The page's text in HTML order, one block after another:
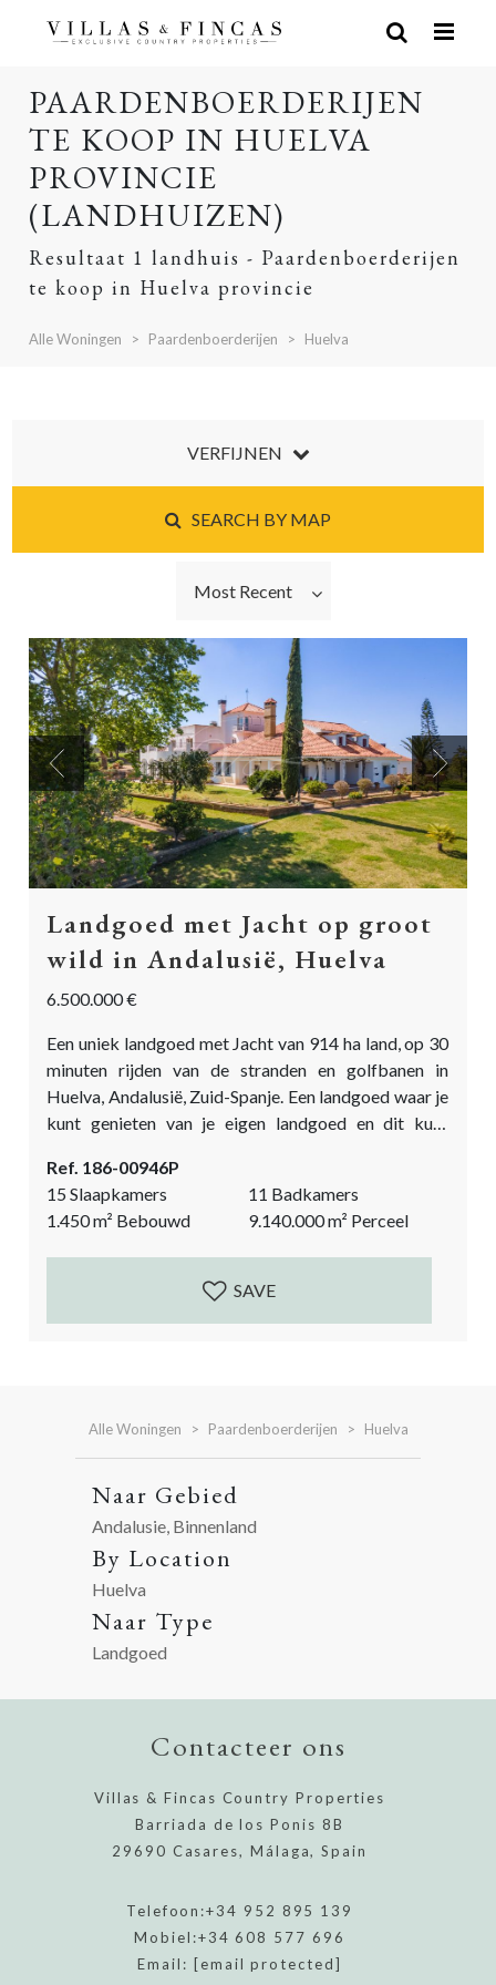
PAARDENBOERDERIJEN
TE KOOP IN HUELVA
PROVINCIE
(LANDHUIZEN)
Resultaat 1 landhuis - Paardenboerderijen
te koop in Huelva provincie
Alle Woningen Paardenboerderijen Huelva
Most Recent
VERFIJNEN
SEARCH BY MAP
Previous Next
Landgoed met Jacht op groot
wild in Andalusië, Huelva
6.500.000 €
Een uniek landgoed met Jacht van 914 ha land, op 30
minuten rijden van de stranden en golfbanen in
Huelva, Andalusië, Zuid-Spanje. Een landgoed waar je
kunt genieten van je eigen landgoed en dit kunt
stranden van Huelva. Paardrijden in de vroege
ochtend, de finca verkennen op een mountainbike of
te voet, avonturieren op een quad zijn enkele
activiteiten die dit landgoed...
Ref. 186-00946P
15 Slaapkamers
11 Badkamers
1.450m² Bebouwd 9.140.000m² Perceel
SAVE
Alle Woningen Paardenboerderijen Huelva
Naar Gebied
Andalusie, Binnenland
By Location
Huelva
Naar Type
Landgoed
Contacteer ons
Villas & Fincas Country Properties
Barriada de los Ponis 8B
29690 Casares, Málaga, Spain
Telefoon:+34 952 895 139
Mobiel:+34 608 577 696
Email: [email protected]